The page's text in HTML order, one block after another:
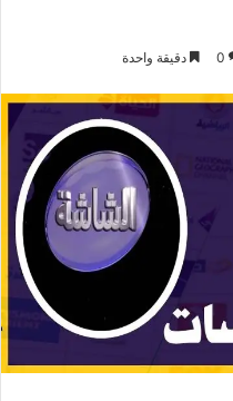
0 دقيقة واحدة